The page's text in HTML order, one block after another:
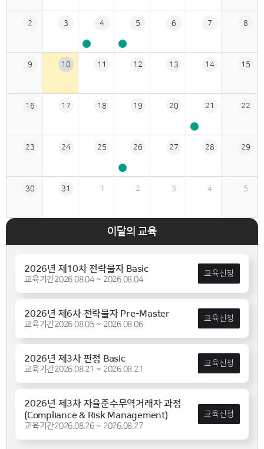
2 3 4 5 6 7 8
9 10 11 12 13 14 15
16 17 18 19 20 21 22
23 24 25 26 27 28 29
30 31 1 2 3 4 5
이달의 교육
2026년 제10차 전략물자 Basic
교육기간2026.08.04 ~ 2026.08.04
교육신청
2026년 제6차 전략물자 Pre-Master
교육기간2026.08.05 ~ 2026.08.06
교육신청
2026년 제3차 판정 Basic
교육기간2026.08.21 ~ 2026.08.21
교육신청
2026년 제3차 자율준수무역거래자 과정
(Compliance & Risk Management)
교육기간2026.08.26 ~ 2026.08.27
교육신청